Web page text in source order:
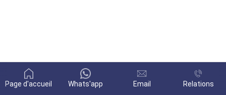
Page d'accueil Whats'app Email Relations